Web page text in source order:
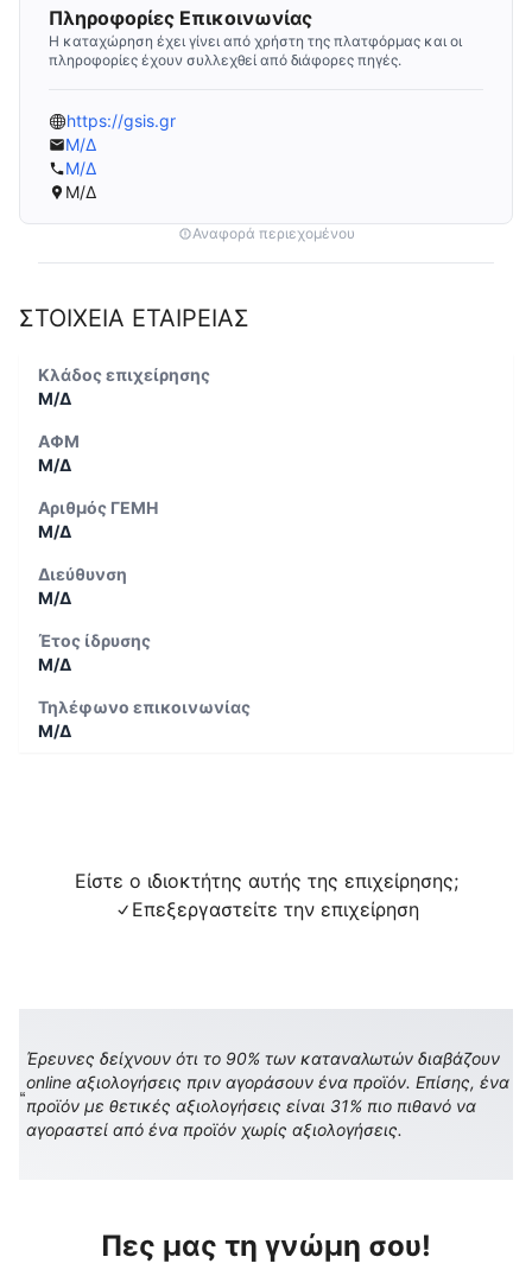
Πληροφορίες Επικοινωνίας
Η καταχώρηση έχει γίνει από χρήστη της πλατφόρμας και οι
πληροφορίες έχουν συλλεχθεί από διάφορες πηγές.
https://gsis.gr
Μ/Δ
Μ/Δ
Μ/Δ
Αναφορά περιεχομένου
ΣΤΟΙΧΕΙΑ ΕΤΑΙΡΕΙΑΣ
Κλάδος επιχείρησης
Μ/Δ
ΑΦΜ
Μ/Δ
Αριθμός ΓΕΜΗ
Μ/Δ
Διεύθυνση
Μ/Δ
Έτος ίδρυσης
Μ/Δ
Τηλέφωνο επικοινωνίας
Μ/Δ
Είστε ο ιδιοκτήτης αυτής της επιχείρησης;
Επεξεργαστείτε την επιχείρηση
Έρευνες δείχνουν ότι το 90% των καταναλωτών διαβάζουν
online αξιολογήσεις πριν αγοράσουν ένα προϊόν. Επίσης, ένα
προϊόν με θετικές αξιολογήσεις είναι 31% πιο πιθανό να
αγοραστεί από ένα προϊόν χωρίς αξιολογήσεις.
Πες μας τη γνώμη σου!